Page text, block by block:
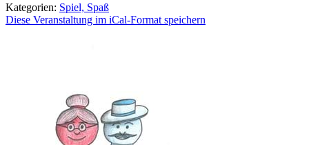
Kategorien: Spiel, Spaß
Diese Veranstaltung im iCal-Format speichern